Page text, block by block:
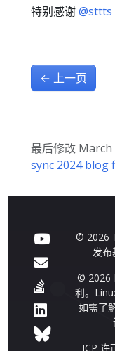
特别感谢@sttts
← 上一页
最后修改 March
sync 2024 blog
© 2026
发
© 2026
利。
如需了
ICP 许